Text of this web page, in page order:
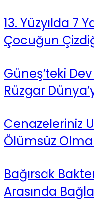
13. Yüzyılda 7
Çocuğun
Güneş’teki
Rüzgar
Cenazeleriniz
Ölümsüz
Bağırsak
Arasında